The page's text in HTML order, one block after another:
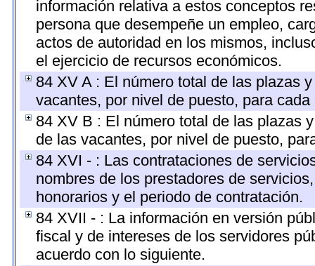
información relativa a estos conceptos
persona que desempeñe un empleo,
actos de autoridad en los mismos,
el ejercicio de recursos económicos.
84 XV A : El número total de las plazas
vacantes, por nivel de puesto, para
84 XV B : El número total de las plazas
de las vacantes, por nivel de puesto,
84 XVI - : Las contrataciones de
nombres de los prestadores de
honorarios y el periodo de contratación.
84 XVII - : La información en versión
fiscal y de intereses de los servidores
acuerdo con lo siguiente.